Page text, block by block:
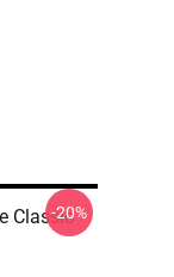
Classic
-20%